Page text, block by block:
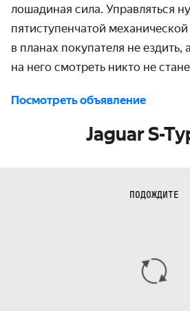
лошадиная сила. Управляться
пятиступенчатой
в планах покупателя не ездить,
на него смотреть никто не
Посмотреть объявление
Jaguar S-
ПОДОЖДИТЕ